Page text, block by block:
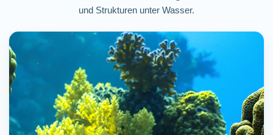
und Strukturen unter Wasser.